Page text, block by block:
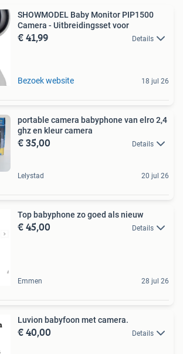
SHOWMODEL Baby Monitor PIP1500
Camera - Uitbreidingsset voor
€ 41,99 Details
Bezoek website 18 jul 26
portable camera babyphone van elro 2,4
ghz en kleur camera
€ 35,00 Details
Lelystad 20 jul 26
Top babyphone zo goed als nieuw
€ 45,00 Details
Emmen 28 jul 26
Luvion babyfoon met camera.
€ 40,00 Details